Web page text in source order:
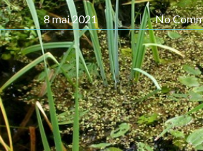
8 mai 2021 No